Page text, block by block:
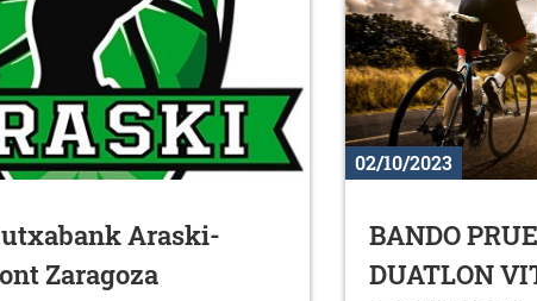
Araski-
Zaragoza
02/10/2023
BANDO
DUATLON